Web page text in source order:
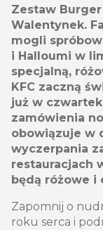
Zestaw
Walentynek.
mogli
i Halloumi w
specjalną,
KFC zaczną
już w
zamówienia
obowiązuje w
wyczerpania
restauracjach
będą różowe i
Zapomnij o
roku serca i